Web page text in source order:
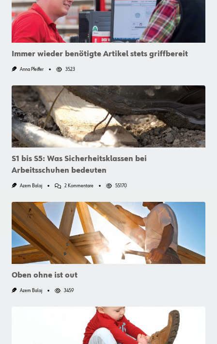
Immer wieder benötigte Artikel stets griffbereit
Anna Pfeiffer 3523
S1 bis S5: Was Sicherheitsklassen bei
Arbeitsschuhen bedeuten
Azem Balaj 2 KommentareZu
S5:
Was
Sicherheitsklassen
Bei
Arbeitsschuhen
Bedeuten
55170
Oben ohne ist out
Azem Balaj 3459